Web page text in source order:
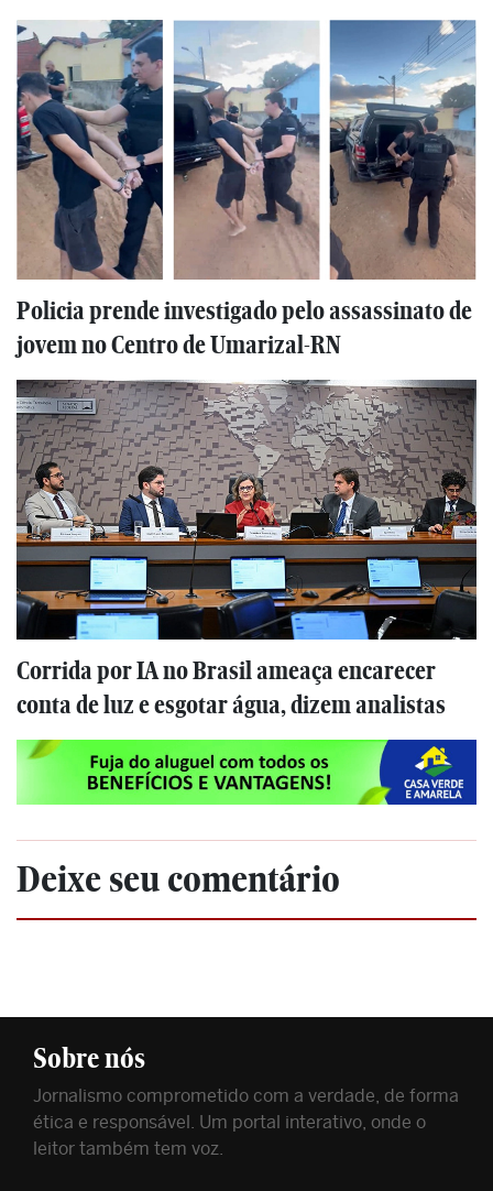
Policia prende investigado pelo assassinato de
jovem no Centro de Umarizal-RN
Corrida por IA no Brasil ameaça encarecer
conta de luz e esgotar água, dizem analistas
Deixe seu comentário
Sobre nós
Jornalismo comprometido com a verdade, de forma
ética e responsável. Um portal interativo, onde o
leitor também tem voz.